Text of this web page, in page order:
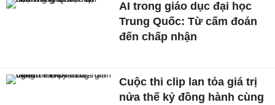
AI trong giáo dục đại học
Trung Quốc: Từ cấm đoán
đến chấp nhận
Cuộc thi clip lan tỏa giá trị
nửa thế kỷ đồng hành cùng